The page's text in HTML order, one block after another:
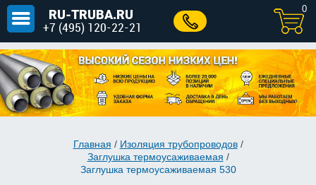
RU-TRUBA.RU
+7 (495) 120-22-21
0
Главная / Изоляция трубопроводов/
Заглушка термоусаживаемая /
Заглушка термоусаживаемая 530